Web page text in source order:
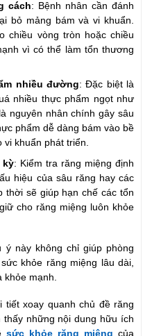
cách: Bệnh nhân cần đánh
bỏ mảng bám và vi khuẩn.
chiều vòng tròn hoặc chiều
vì có thể làm tổn thương
nhiều đường: Đặc biệt là
nhiều thực phẩm ngọt như
nguyên nhân chính gây sâu
phẩm dễ dàng bám vào bề
vi khuẩn phát triển.
kỳ: Kiểm tra răng miệng định
hiệu của sâu răng hay các
thời sẽ giúp hạn chế các tổn
cho răng miệng luôn khỏe
này không chỉ giúp phòng
khỏe răng miệng lâu dài,
khỏe mạnh.
tiết xoay quanh chủ đề răng
những nội dung hữu ích
sức khỏe răng miệng của